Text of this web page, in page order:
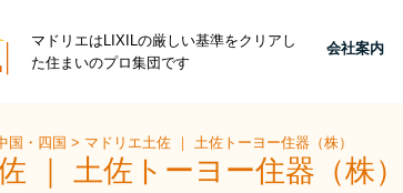
マドリエはLIXILの厳しい基準をクリアし
た住まいのプロ集団です
会社案内
国・四国> マドリエ土佐 ｜ 土佐トーヨー住器（株）
｜ 土佐トーヨー住器（株）